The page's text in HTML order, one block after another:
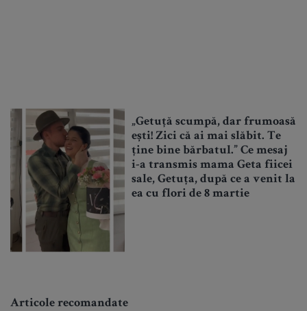
„Getuță scumpă, dar frumoasă
ești! Zici că ai mai slăbit. Te
ține bine bărbatul.” Ce mesaj
i-a transmis mama Geta fiicei
sale, Getuța, după ce a venit la
ea cu flori de 8 martie
Articole recomandate